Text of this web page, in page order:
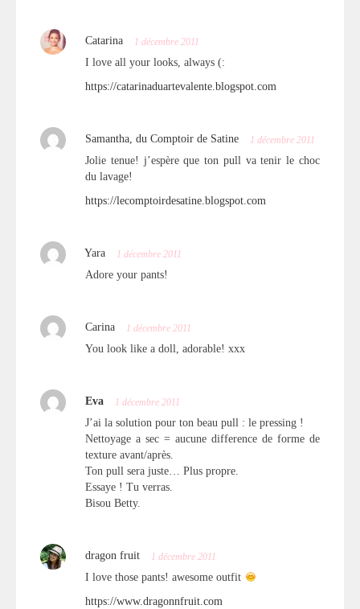
Catarina 1 décembre 2011
I love all your looks, always (:
https://catarinaduartevalente.blogspot.com
Samantha, du Comptoir de Satine 1 décembre 2011
Jolie tenue! j’espère que ton pull va tenir le choc
du lavage!
https://lecomptoirdesatine.blogspot.com
Yara 1 décembre 2011
Adore your pants!
Carina 1 décembre 2011
You look like a doll, adorable! xxx
Eva 1 décembre 2011
J’ai la solution pour ton beau pull : le pressing !
Nettoyage a sec = aucune difference de forme de
texture avant/après.
Ton pull sera juste… Plus propre.
Essaye ! Tu verras.
Bisou Betty.
dragon fruit 1 décembre 2011
I love those pants! awesome outfit
https://www.dragonnfruit.com